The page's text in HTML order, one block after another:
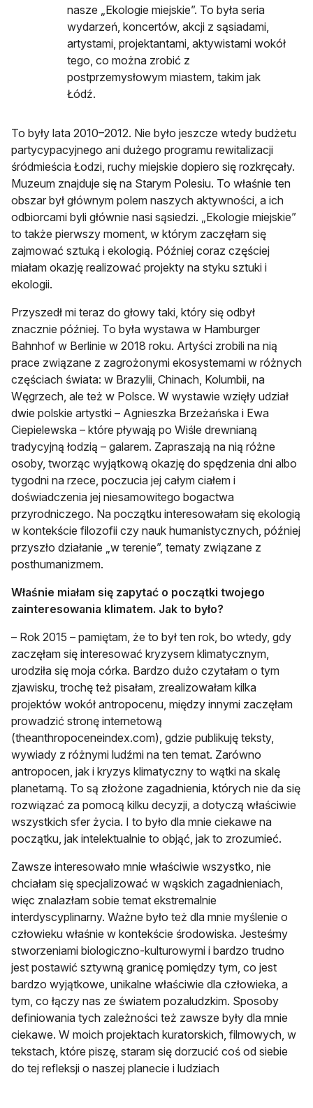
nasze „Ekologie miejskie”. To była seria
wydarzeń, koncertów, akcji z sąsiadami,
artystami, projektantami, aktywistami wokół
tego, co można zrobić z
postprzemysłowym miastem, takim jak
Łódź.
To były lata 2010–2012. Nie było jeszcze wtedy budżetu
partycypacyjnego ani dużego programu rewitalizacji
śródmieścia Łodzi, ruchy miejskie dopiero się rozkręcały.
Muzeum znajduje się na Starym Polesiu. To właśnie ten
obszar był głównym polem naszych aktywności, a ich
odbiorcami byli głównie nasi sąsiedzi. „Ekologie miejskie”
to także pierwszy moment, w którym zaczęłam się
zajmować sztuką i ekologią. Później coraz częściej
miałam okazję realizować projekty na styku sztuki i
ekologii.
Przyszedł mi teraz do głowy taki, który się odbył
znacznie później. To była wystawa w Hamburger
Bahnhof w Berlinie w 2018 roku. Artyści zrobili na nią
prace związane z zagrożonymi ekosystemami w różnych
częściach świata: w Brazylii, Chinach, Kolumbii, na
Węgrzech, ale też w Polsce. W wystawie wzięły udział
dwie polskie artystki – Agnieszka Brzeżańska i Ewa
Ciepielewska – które pływają po Wiśle drewnianą
tradycyjną łodzią – galarem. Zapraszają na nią różne
osoby, tworząc wyjątkową okazję do spędzenia dni albo
tygodni na rzece, poczucia jej całym ciałem i
doświadczenia jej niesamowitego bogactwa
przyrodniczego. Na początku interesowałam się ekologią
w kontekście filozofii czy nauk humanistycznych, później
przyszło działanie „w terenie”, tematy związane z
posthumanizmem.
Właśnie miałam się zapytać o początki twojego
zainteresowania klimatem. Jak to było?
– Rok 2015 – pamiętam, że to był ten rok, bo wtedy, gdy
zaczęłam się interesować kryzysem klimatycznym,
urodziła się moja córka. Bardzo dużo czytałam o tym
zjawisku, trochę też pisałam, zrealizowałam kilka
projektów wokół antropocenu, między innymi zaczęłam
prowadzić stronę internetową
(theanthropoceneindex.com), gdzie publikuję teksty,
wywiady z różnymi ludźmi na ten temat. Zarówno
antropocen, jak i kryzys klimatyczny to wątki na skalę
planetarną. To są złożone zagadnienia, których nie da się
rozwiązać za pomocą kilku decyzji, a dotyczą właściwie
wszystkich sfer życia. I to było dla mnie ciekawe na
początku, jak intelektualnie to objąć, jak to zrozumieć.
Zawsze interesowało mnie właściwie wszystko, nie
chciałam się specjalizować w wąskich zagadnieniach,
więc znalazłam sobie temat ekstremalnie
interdyscyplinarny. Ważne było też dla mnie myślenie o
człowieku właśnie w kontekście środowiska. Jesteśmy
stworzeniami biologiczno-kulturowymi i bardzo trudno
jest postawić sztywną granicę pomiędzy tym, co jest
bardzo wyjątkowe, unikalne właściwie dla człowieka, a
tym, co łączy nas ze światem pozaludzkim. Sposoby
definiowania tych zależności też zawsze były dla mnie
ciekawe. W moich projektach kuratorskich, filmowych, w
tekstach, które piszę, staram się dorzucić coś od siebie
do tej refleksji o naszej planecie i ludziach